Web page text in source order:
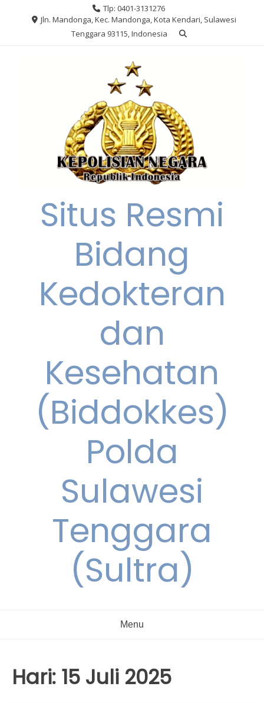
Tlp: 0401-3131276
Jln. Mandonga, Kec. Mandonga, Kota Kendari, Sulawesi
Tenggara 93115, Indonesia
Situs Resmi
Bidang
Kedokteran
dan
Kesehatan
(Biddokkes)
Polda
Sulawesi
Tenggara
(Sultra)
Menu
Hari: 15 Juli 2025